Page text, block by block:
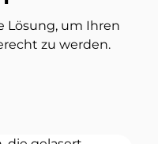
Lösung, um Ihren
zu werden.